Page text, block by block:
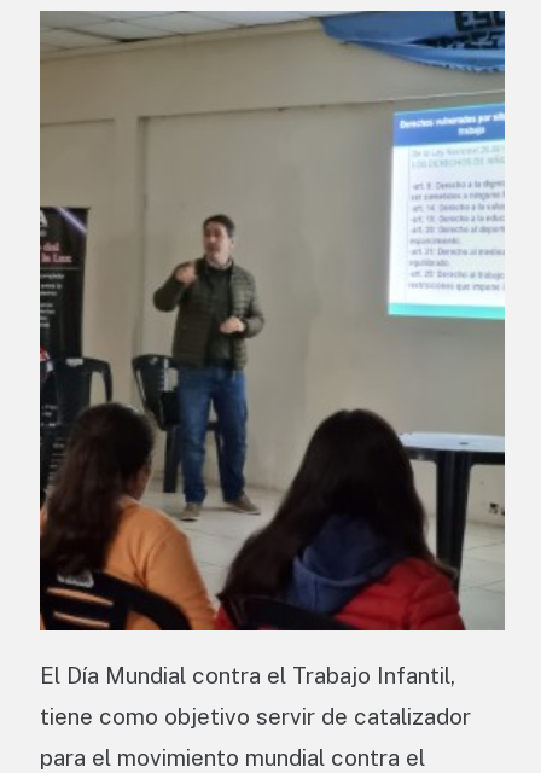
El Día Mundial contra el Trabajo Infantil,
tiene como objetivo servir de catalizador
para el movimiento mundial contra el